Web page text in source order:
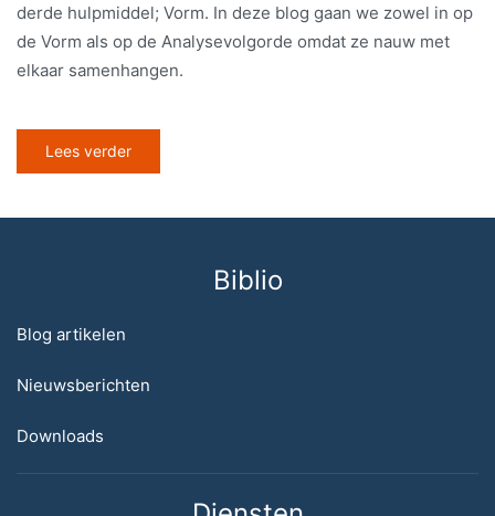
derde hulpmiddel; Vorm. In deze blog gaan we zowel in op
de Vorm als op de Analysevolgorde omdat ze nauw met
elkaar samenhangen.
Lees verder
Biblio
Blog artikelen
Nieuwsberichten
Downloads